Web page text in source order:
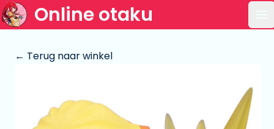
Online otaku
← Terug naar winkel